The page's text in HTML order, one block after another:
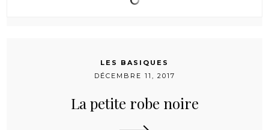
LES BASIQUES
DÉCEMBRE 11, 2017
La petite robe noire